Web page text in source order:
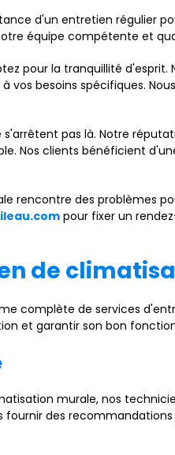
d'un entretien régulier
équipe compétente et
pour la tranquillité
vos besoins spécifiques.
pas là. Notre
Nos clients bénéficient
rencontre des problèmes
pour fixer un
de
complète de services
et garantir son bon
murale, nos
des